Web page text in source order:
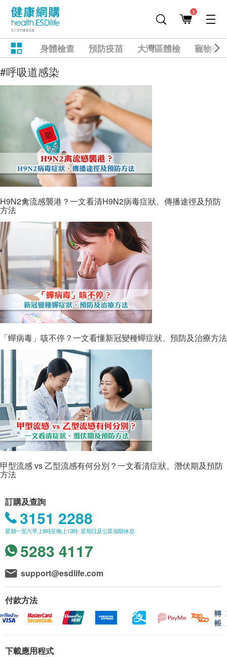
1
身體檢查 預防疫苗 大灣區體檢 寵物健
#呼吸道感染
H9N2禽流感襲港？一文看清H9N2病毒症狀、傳播途徑及預防
方法
「蟬病毒」咳不停？一文看懂新冠變種蟬症狀、預防及治療方法
甲型流感 vs 乙型流感有何分別？一文看清症狀、潛伏期及預防
方法
訂購及查詢
3151 2288
星期一至六早上9時至晚上12時; 星期日及公眾假期休息
5283 4117
support@esdlife.com
付款方法
轉
帳
下載應用程式